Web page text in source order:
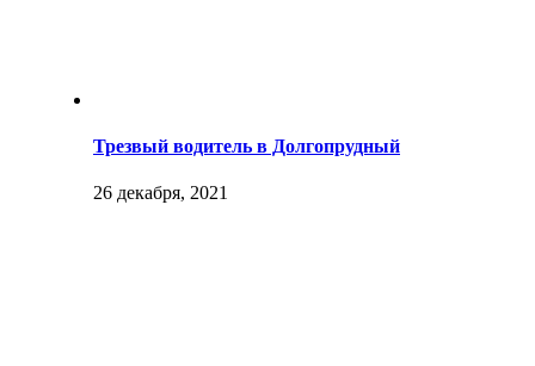
Трезвый водитель в Долгопрудный
26 декабря, 2021